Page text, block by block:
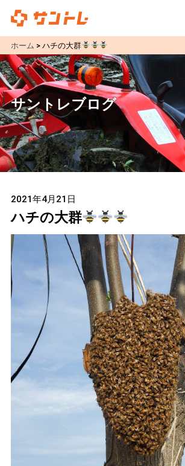
ホーム > ハチの大群
サントレブログ
2021年4月21日
ハチの大群